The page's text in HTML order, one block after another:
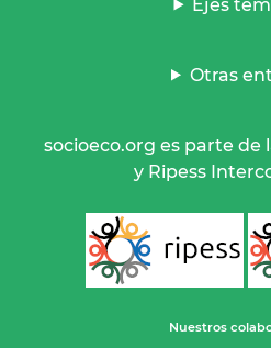
Ejes
Otras
socioeco.org es parte de
y Ripess
Nuestros